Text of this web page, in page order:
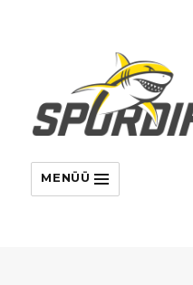
MENÜÜ